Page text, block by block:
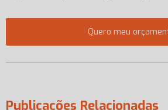
Quero meu
Publicações Relacionadas